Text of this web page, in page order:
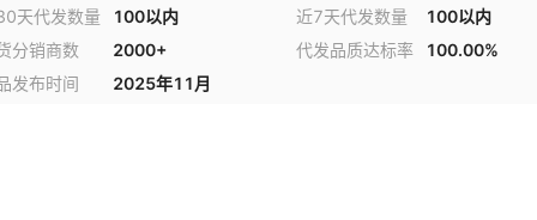
天代发数量 100以内 近7天代发数量
100以内
分销商数
2000+ 代发品质达标率
100.00%
发布时间
2025年11月